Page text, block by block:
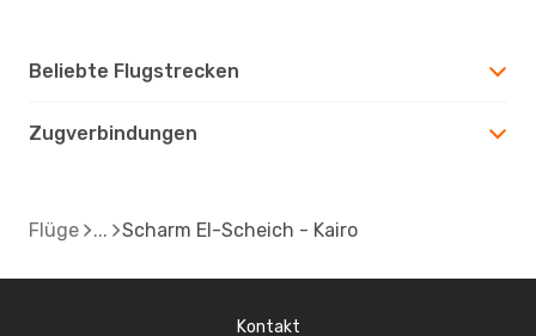
Beliebte Flugstrecken
Zugverbindungen
Flüge Scharm El-Scheich - Kairo
Kontakt